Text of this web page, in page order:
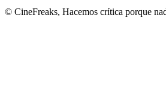
© CineFreaks, Hacemos crítica porque